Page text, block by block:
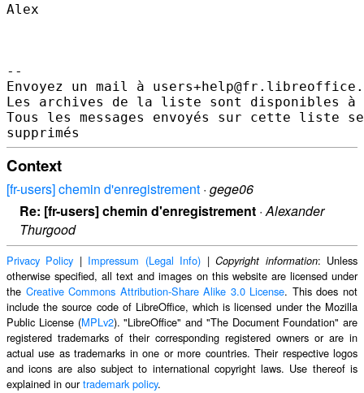
Alex
--
Envoyez un mail à
Les archives de la liste sont disponibles à
Tous les messages envoyés sur cette liste
Context
[fr-users] chemin d'enregistrement · gege06
Re: [fr-users] chemin d'enregistrement ·Alexander
Thurgood
Privacy Policy | Impressum (Legal Info) |Copyright information: Unless
otherwise specified, all text and images on this website are licensed under
the Creative Commons Attribution-Share Alike 3.0 License. This does not
include the source code of LibreOffice, which is licensed under the Mozilla
Public License (MPLv2). "LibreOffice" and "The Document Foundation" are
registered trademarks of their corresponding registered owners or are in
actual use as trademarks in one or more countries. Their respective logos
and icons are also subject to international copyright laws. Use thereof is
explained in ourtrademark policy.